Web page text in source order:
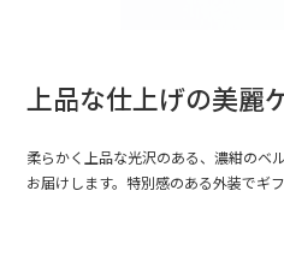
上品な仕上げの美麗
柔らかく上品な光沢のある、濃紺のベ
お届けします。特別感のある外装でギフ